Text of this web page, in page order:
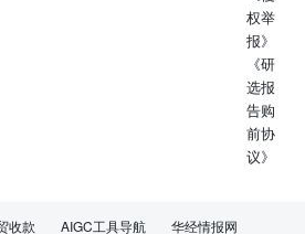
万亿元。 4、官方数据显示，截至5月31
年度玉米进口量为1669万吨，上年同期为
月31日，欧盟2025/26年度棕榈油进口量为
期进口量为275万吨。 三、股票市场要闻
上证指数收涨0.43%报4075.1点，深证成
板指涨2.66%，万得全A涨0.75%，市场成
算力硬件产业链再度走强，CPO、光纤方
点，恒生科技指数大涨4.72%，恒生中
权举
报》
《研
选报
告购
前协
议》
收款 AIGC工具导航 华经情报网